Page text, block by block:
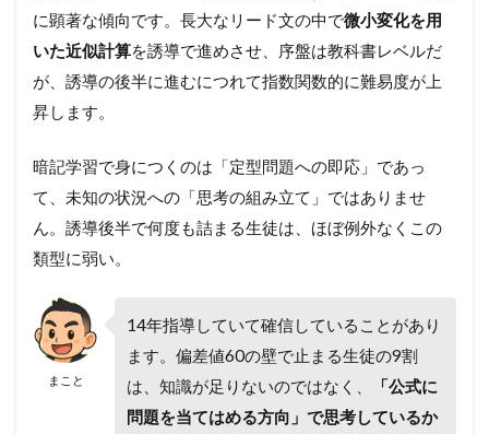
に顕著な傾向です。長大なリード文の中で微小変化を用
いた近似計算を誘導で進めさせ、序盤は教科書レベルだ
が、誘導の後半に進むにつれて指数関数的に難易度が上
昇します。
暗記学習で身につくのは「定型問題への即応」であっ
て、未知の状況への「思考の組み立て」ではありませ
ん。誘導後半で何度も詰まる生徒は、ほぼ例外なくこの
類型に弱い。
まこと
14年指導していて確信していることがあり
ます。偏差値60の壁で止まる生徒の9割
は、知識が足りないのではなく、
「公式に
問題を当てはめる方向」で思考しているか